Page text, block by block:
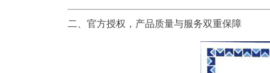
二、官方授权，产品质量与服务双重保障